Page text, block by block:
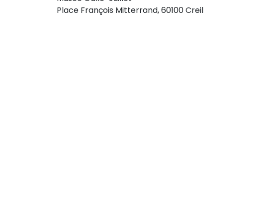
Place François Mitterrand, 60100 Creil